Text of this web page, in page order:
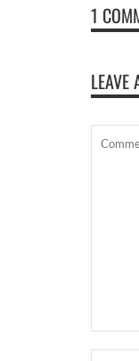
1
LEAVE